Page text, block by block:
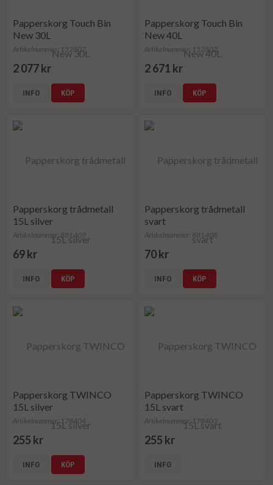
Papperskorg Touch Bin
New 30L
Artikelnummer: 152807
2 077 kr
INFO KÖP
Papperskorg Touch Bin
New 40L
Artikelnummer: 152802
2 671 kr
INFO KÖP
Papperskorg trådmetall
15L silver
Artikelnummer: 881409
69 kr
INFO KÖP
Papperskorg trådmetall
svart
Artikelnummer: 881408
70 kr
INFO KÖP
Papperskorg TWINCO
15L silver
Artikelnummer: 178404
255 kr
INFO KÖP
Papperskorg TWINCO
15L svart
Artikelnummer: 178403
255 kr
INFO